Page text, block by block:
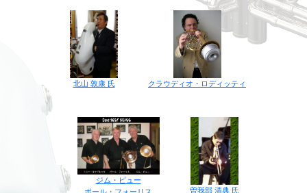
北山 敦康 氏 クラウディオ・ロディッティ
ジム・ピュー
曽我部 清典 氏